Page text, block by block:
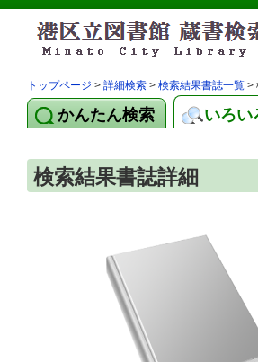
トップページ > 詳細検索 > 検索結果書誌一覧 >
かんたん検索 いろい
検索結果書誌詳細